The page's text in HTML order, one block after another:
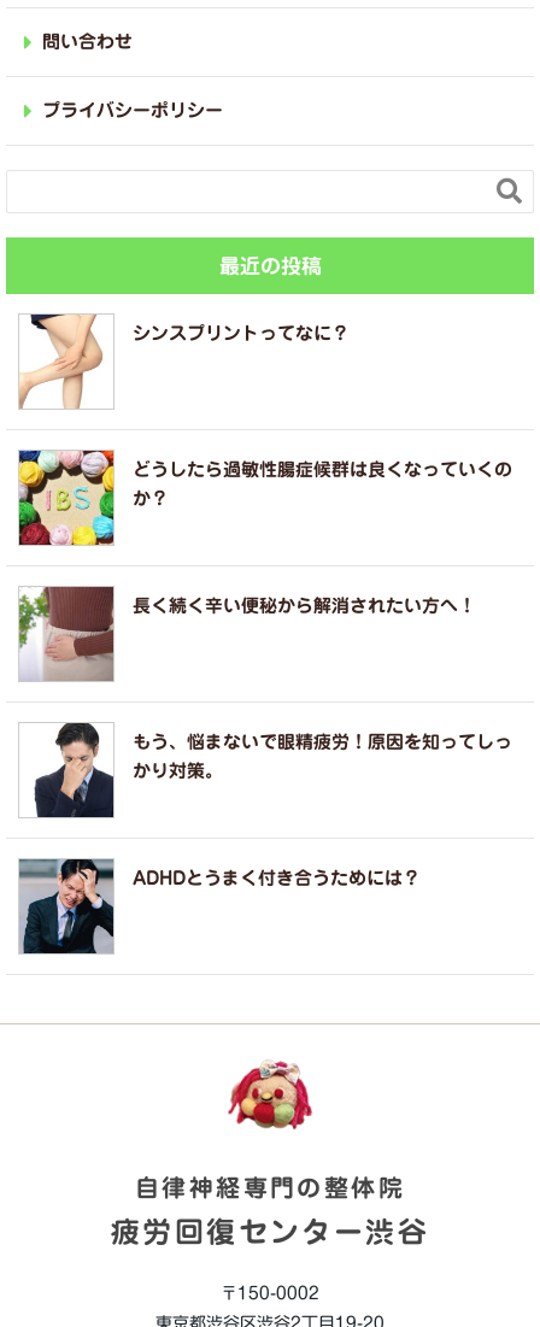
問い合わせ
プライバシーポリシー

最近の投稿
シンスプリントってなに？
どうしたら過敏性腸症候群は良くなっていくの
か？
長く続く辛い便秘から解消されたい方へ！
もう、悩まないで眼精疲労！原因を知ってしっ
かり対策。
ADHDとうまく付き合うためには？
自律神経専門の整体院
疲労回復センター渋谷
〒150-0002
東京都渋谷区渋谷2丁目19-20